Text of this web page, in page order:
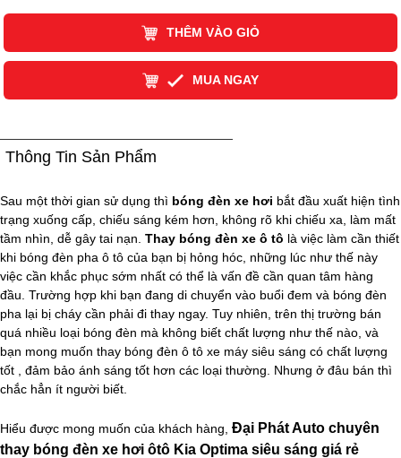
THÊM VÀO GIỎ
MUA NGAY
Thông Tin Sản Phẩm
Sau một thời gian sử dụng thì bóng đèn xe hơi bắt đầu xuất hiện tình
trạng xuống cấp, chiếu sáng kém hơn, không rõ khi chiếu xa, làm mất
tầm nhìn, dễ gây tai nạn. Thay bóng đèn xe ô tô là việc làm cần thiết
khi bóng đèn pha ô tô của bạn bị hỏng hóc, những lúc như thế này
việc cần khắc phục sớm nhất có thể là vấn đề cần quan tâm hàng
đầu. Trường hợp khi bạn đang di chuyển vào buổi đem và bóng đèn
pha lại bị cháy cần phải đi thay ngay. Tuy nhiên, trên thị trường bán
quá nhiều loại bóng đèn mà không biết chất lượng như thế nào, và
bạn mong muốn thay bóng đèn ô tô xe máy siêu sáng có chất lượng
tốt , đảm bảo ánh sáng tốt hơn các loại thường. Nhưng ở đâu bán thì
chắc hẳn ít người biết.
Hiểu được mong muốn của khách hàng, Đại Phát Auto chuyên
thay bóng đèn xe hơi ôtô Kia Optima siêu sáng giá rẻ